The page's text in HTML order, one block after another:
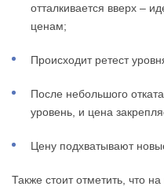
отталкивается вверх –
ценам;
Происходит ретест
После небольшого
уровень, и цена
Цену подхватывают
Также стоит отметить, что